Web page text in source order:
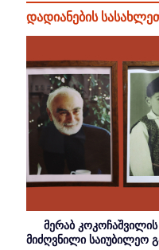
დადიანების
მერაბ
მიძღვნილი საიუბილეო